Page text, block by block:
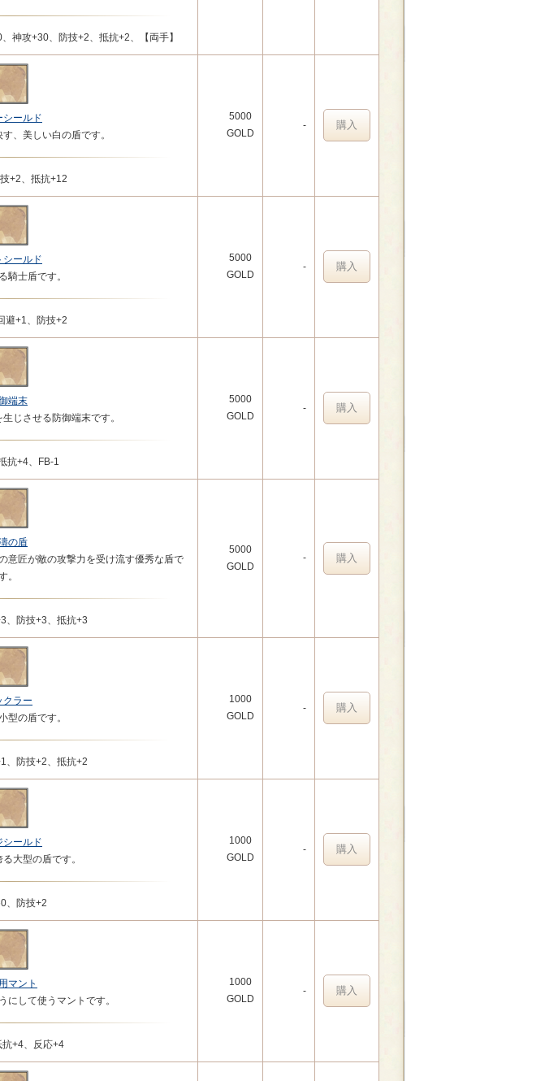
神攻+30、防技+2、抵抗+2、【両手】
シールド
、美しい白の盾です。
+2、抵抗+12
5000
GOLD
- 購入
シールド
騎士盾です。
避+1、防技+2
5000
GOLD
- 購入
端末
じさせる防御端末です。
抗+4、FB-1
5000
GOLD
- 購入
の盾
意匠が敵の攻撃力を受け流す優秀な盾で
。
、防技+3、抵抗+3
5000
GOLD
- 購入
クラー
型の盾です。
、防技+2、抵抗+2
1000
GOLD
- 購入
シールド
大型の盾です。
、防技+2
1000
GOLD
- 購入
マント
にして使うマントです。
抗+4、反応+4
1000
GOLD
- 購入